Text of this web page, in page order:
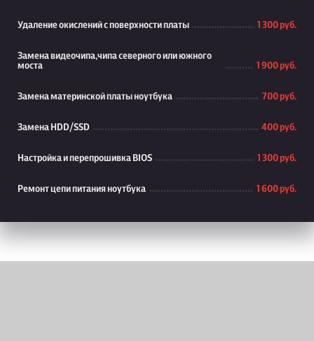
Удаление окислений с поверхности платы 1 300 руб.
Замена видеочипа,чипа северного или южного
моста
1 900 руб.
Замена материнской платы ноутбука 700 руб.
Замена HDD/SSD 400 руб.
Настройка и перепрошивка BIOS 1 300 руб.
Ремонт цепи питания ноутбука 1 600 руб.